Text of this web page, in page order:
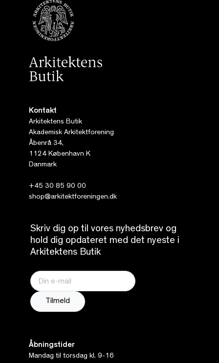
Kontakt
Arkitektens Butik
Akademisk Arkitektforening
Åbenrå 34,
1124 København K
Danmark
+45 30 85 90 00
shop@arkitektforeningen.dk
Skriv dig op til vores nyhedsbrev og
hold dig opdateret med det nyeste i
Arkitektens Butik
Åbningstider
Mandag til torsdag kl. 9-16